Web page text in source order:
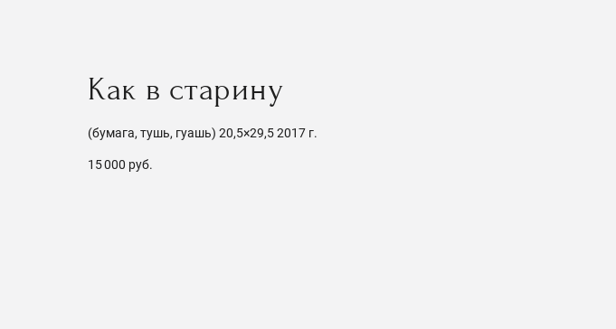
Как в старину
(бумага, тушь, гуашь) 20,5×29,5 2017 г.
15 000 руб.